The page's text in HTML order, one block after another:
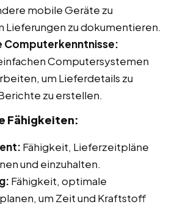
mobile Geräte zu
Lieferungen zu dokumentieren.
Computerkenntnisse:
Computersystemen
um Lieferdetails zu
zu erstellen.
Fähigkeiten:
Fähigkeit, Lieferzeitpläne
und einzuhalten.
Fähigkeit, optimale
um Zeit und Kraftstoff